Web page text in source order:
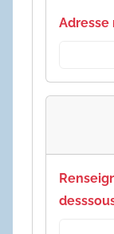
Adresse